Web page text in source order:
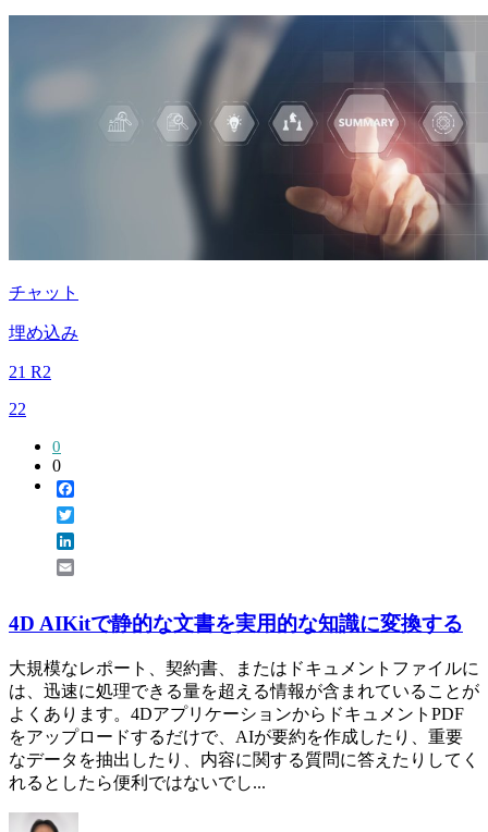
チャット
埋め込み
21 R2
22
0
0
4D AIKitで静的な文書を実用的な知識に変換する
大規模なレポート、契約書、またはドキュメントファイルに
は、迅速に処理できる量を超える情報が含まれていることが
よくあります。4DアプリケーションからドキュメントPDF
をアップロードするだけで、AIが要約を作成したり、重要
なデータを抽出したり、内容に関する質問に答えたりしてく
れるとしたら便利ではないでし...